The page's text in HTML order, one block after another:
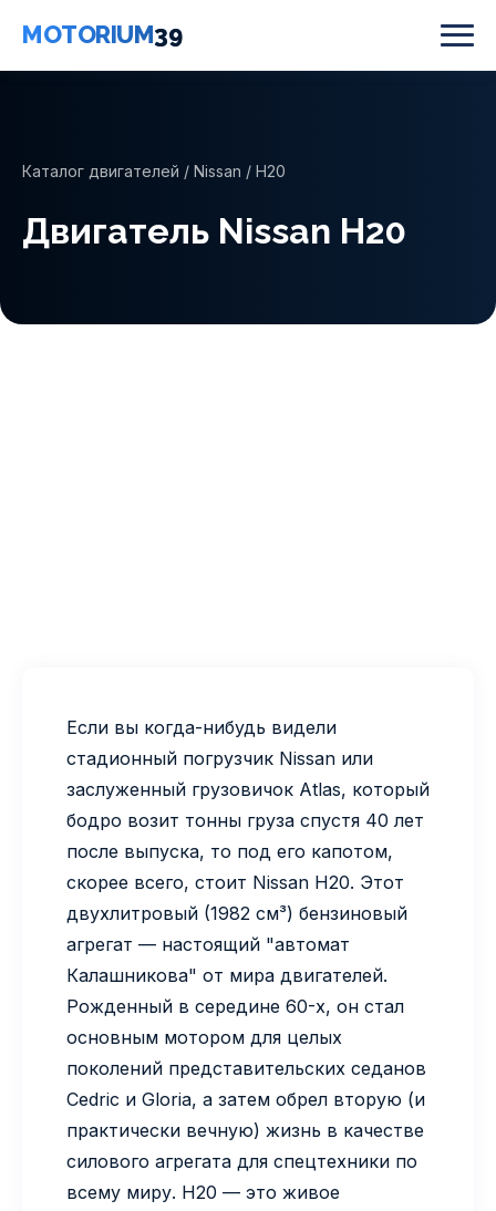
MOTORIUM39
Каталог двигателей / Nissan / H20
Двигатель Nissan H20
Если вы когда-нибудь видели
стадионный погрузчик Nissan или
заслуженный грузовичок Atlas, который
бодро возит тонны груза спустя 40 лет
после выпуска, то под его капотом,
скорее всего, стоит Nissan H20. Этот
двухлитровый (1982 см³) бензиновый
агрегат — настоящий "автомат
Калашникова" от мира двигателей.
Рожденный в середине 60-х, он стал
основным мотором для целых
поколений представительских седанов
Cedric и Gloria, а затем обрел вторую (и
практически вечную) жизнь в качестве
силового агрегата для спецтехники по
всему миру. H20 — это живое